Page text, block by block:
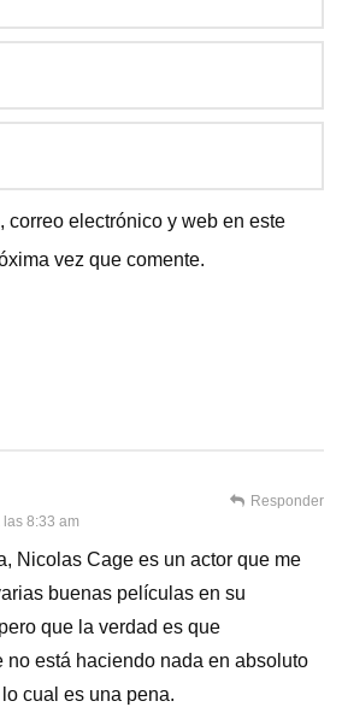
correo electrónico y web en este
vez que comente.
8:33 am
Nicolas Cage es un actor que me
buenas películas en su
que la verdad es que
no está haciendo nada en absoluto
cual es una pena.
Responder